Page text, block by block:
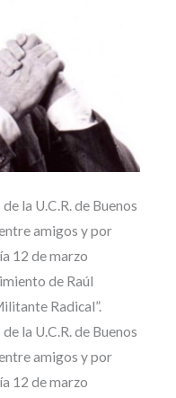
la U.C.R. de Buenos
amigos y por
12 de marzo
de Raúl
Radical”.
la U.C.R. de Buenos
amigos y por
12 de marzo